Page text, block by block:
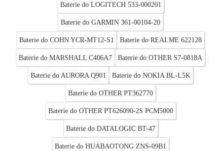
Baterie do LOGITECH 533-000201
Baterie do GARMIN 361-00104-20
Baterie do COHN YCR-MT12-S1 Baterie do REALME 622128
Baterie do MARSHALL C406A7 Baterie do OTHER S7-0818A
Baterie do AURORA Q901 Baterie do NOKIA BL-L5K
Baterie do OTHER PT362770
Baterie do OTHER PT626090-2S PCM5000
Baterie do DATALOGIC BT-47
Baterie do HUABAOTONG ZNS-09B1